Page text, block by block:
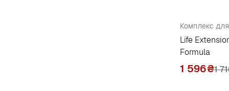
Комплекс для
Life
Formula
1 596₴1